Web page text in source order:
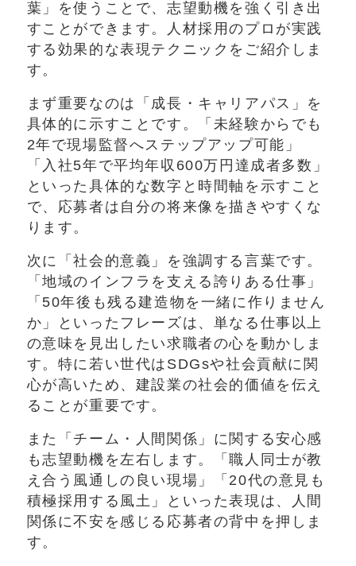
葉」を使うことで、志望動機を強く引き出
すことができます。人材採用のプロが実践
する効果的な表現テクニックをご紹介しま
す。
まず重要なのは「成長・キャリアパス」を
具体的に示すことです。「未経験からでも
2年で現場監督へステップアップ可能」
「入社5年で平均年収600万円達成者多数」
といった具体的な数字と時間軸を示すこと
で、応募者は自分の将来像を描きやすくな
ります。
次に「社会的意義」を強調する言葉です。
「地域のインフラを支える誇りある仕事」
「50年後も残る建造物を一緒に作りません
か」といったフレーズは、単なる仕事以上
の意味を見出したい求職者の心を動かしま
す。特に若い世代はSDGsや社会貢献に関
心が高いため、建設業の社会的価値を伝え
ることが重要です。
また「チーム・人間関係」に関する安心感
も志望動機を左右します。「職人同士が教
え合う風通しの良い現場」「20代の意見も
積極採用する風土」といった表現は、人間
関係に不安を感じる応募者の背中を押しま
す。